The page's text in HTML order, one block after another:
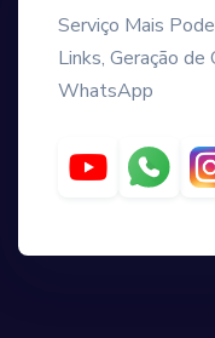
Serviço Mais
Links, Geração de
WhatsApp